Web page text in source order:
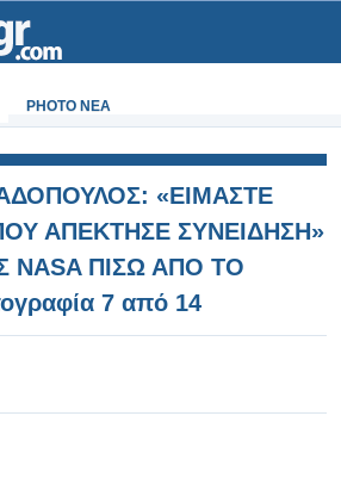
PHOTO NEA
«ΕΙΜΑΣΤΕ
ΑΠΕΚΤΗΣΕ ΣΥΝΕΙΔΗΣΗ»
NASA ΠΙΣΩ ΑΠΟ ΤΟ
7 από 14